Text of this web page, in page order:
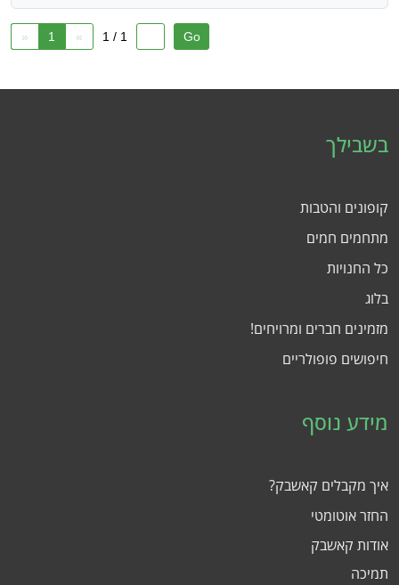
« 1 » 1 / 1
בשבילך
קופונים והטבות
מתחמים חמים
כל החנויות
בלוג
מזמינים חברים ומרויחים!
חיפושים פופולריים
מידע נוסף
איך מקבלים קאשבק?
החזר אוטומטי
אודות קאשבק
תמיכה